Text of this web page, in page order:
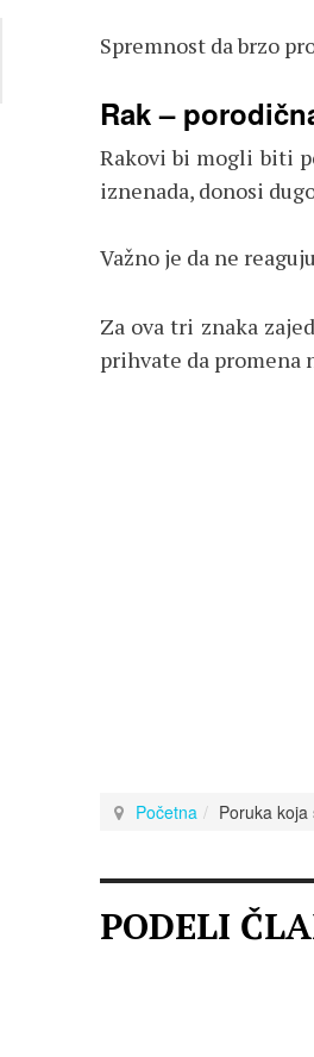
Spremnost da brzo
Rak –
Rakovi bi mogli biti
iznenada, donosi
Važno je da ne
Za ova tri znaka
prihvate da promena
Početna Poruka
PODELI